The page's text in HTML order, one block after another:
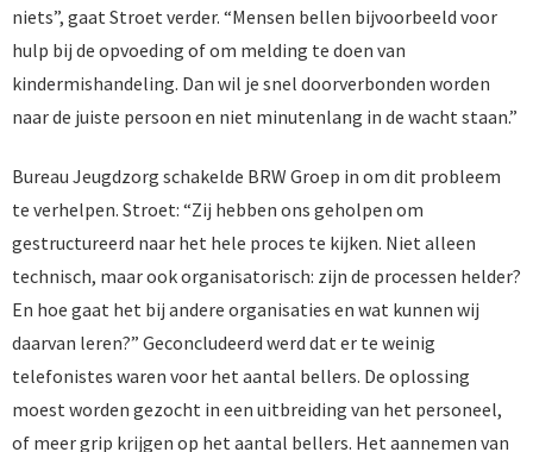
niets”, gaat Stroet verder. “Mensen bellen bijvoorbeeld voor
hulp bij de opvoeding of om melding te doen van
kindermishandeling. Dan wil je snel doorverbonden worden
naar de juiste persoon en niet minutenlang in de wacht staan.”
Bureau Jeugdzorg schakelde BRW Groep in om dit probleem
te verhelpen. Stroet: “Zij hebben ons geholpen om
gestructureerd naar het hele proces te kijken. Niet alleen
technisch, maar ook organisatorisch: zijn de processen helder?
En hoe gaat het bij andere organisaties en wat kunnen wij
daarvan leren?” Geconcludeerd werd dat er te weinig
telefonistes waren voor het aantal bellers. De oplossing
moest worden gezocht in een uitbreiding van het personeel,
of meer grip krijgen op het aantal bellers. Het aannemen van